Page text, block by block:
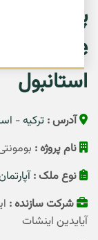
پروژه
استانبول
آدرس : ترکیه-
نام پروژه :
نوع ملک :
شرکت سازنده :
آیایدین اینشات